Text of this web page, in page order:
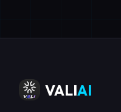
VALIAI